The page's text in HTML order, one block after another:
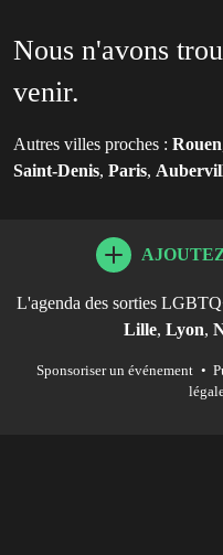
Nous n'avons
venir.
Autres villes proches : Rouen
Saint-Denis, Paris,
L'agenda des sorties
Lille, Lyon,
Sponsoriser un événement •